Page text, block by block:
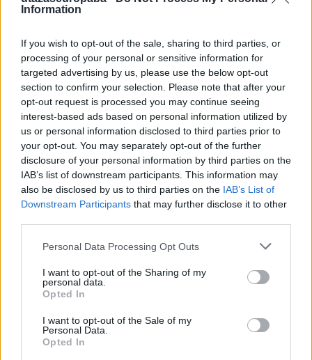
Information
If you wish to opt-out of the sale, sharing to third parties, or
processing of your personal or sensitive information for
targeted advertising by us, please use the below opt-out
section to confirm your selection. Please note that after your
opt-out request is processed you may continue seeing
interest-based ads based on personal information utilized by
us or personal information disclosed to third parties prior to
your opt-out. You may separately opt-out of the further
disclosure of your personal information by third parties on the
IAB’s list of downstream participants. This information may
also be disclosed by us to third parties on the IAB’s List of
Downstream Participants that may further disclose it to other
Please note that this website/app uses one or more Google
not limited to your visit or usage behaviour. You may click to
grant or deny consent to Google and its third-party tags to
use your data for below specified purposes in below Google
consent section.
Personal Data Processing Opt Outs
I want to opt-out of the Sharing of my
personal data.
Opted In
I want to opt-out of the Sale of my
Personal Data.
Opted In
egy bár, fölötte pedig a forgó étterem tartozik. A
Vörös Városháza (Rotes Rathaus), amit a 74 méteres
tornya koronáz meg igazán.
A világörökségi Múzeum-sziget (Museumsinsel) a
Spree folyó szigetének északi csücskén terül el, ami